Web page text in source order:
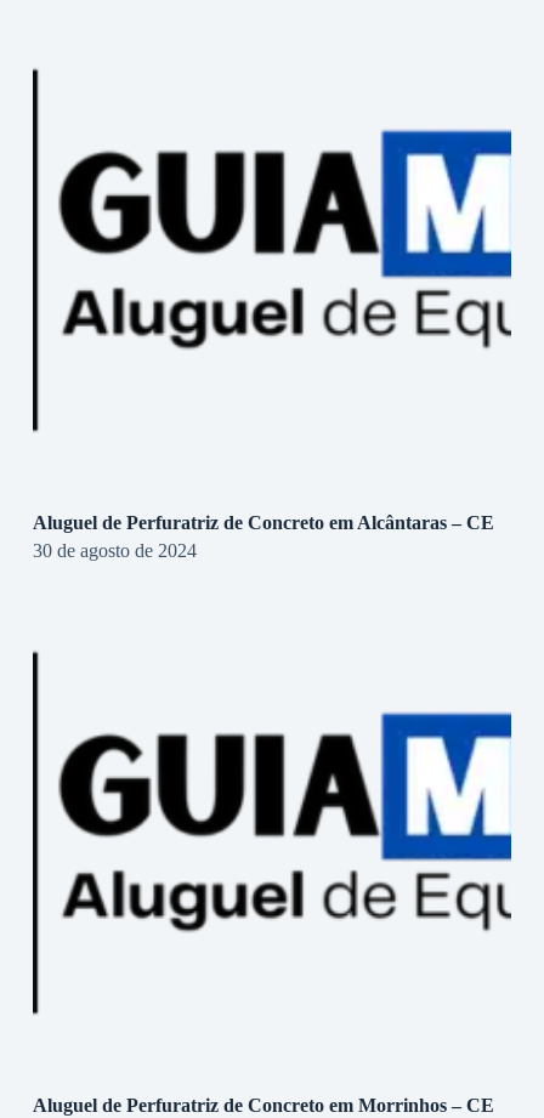
Aluguel de Perfuratriz de Concreto em Alcântaras – CE
30 de agosto de 2024
Aluguel de Perfuratriz de Concreto em Morrinhos – CE